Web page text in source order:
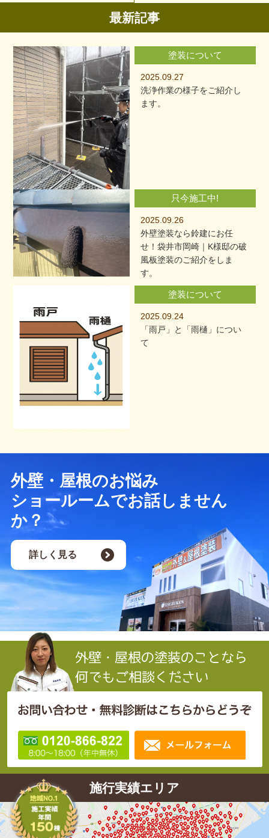
最新記事
塗装について
2025.09.27
洗浄作業の様子をご紹介し
ます。
只今施工中!
2025.09.26
外壁塗装なら鈴建にお任
せ！袋井市岡崎｜K様邸の破
風板塗装のご紹介をしま
す。
塗装について
2025.09.24
「雨戸」と「雨樋」につい
て
外壁・屋根のお悩み
ショールームでお話しません
か？
詳しく見る
施行実績エリア